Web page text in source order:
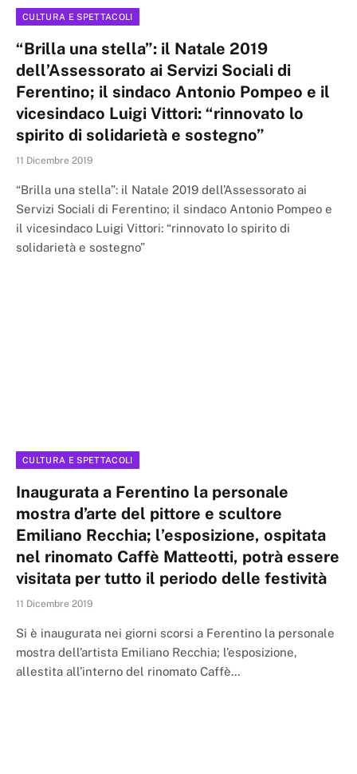
CULTURA E SPETTACOLI
“Brilla una stella”: il Natale 2019
dell’Assessorato ai Servizi Sociali di
Ferentino; il sindaco Antonio Pompeo e il
vicesindaco Luigi Vittori: “rinnovato lo
spirito di solidarietà e sostegno”
11 Dicembre 2019
“Brilla una stella”: il Natale 2019 dell’Assessorato ai
Servizi Sociali di Ferentino; il sindaco Antonio Pompeo e
il vicesindaco Luigi Vittori: “rinnovato lo spirito di
solidarietà e sostegno”
CULTURA E SPETTACOLI
Inaugurata a Ferentino la personale
mostra d’arte del pittore e scultore
Emiliano Recchia; l’esposizione, ospitata
nel rinomato Caffè Matteotti, potrà essere
visitata per tutto il periodo delle festività
11 Dicembre 2019
Si è inaugurata nei giorni scorsi a Ferentino la personale
mostra dell’artista Emiliano Recchia; l’esposizione,
allestita all’interno del rinomato Caffè…